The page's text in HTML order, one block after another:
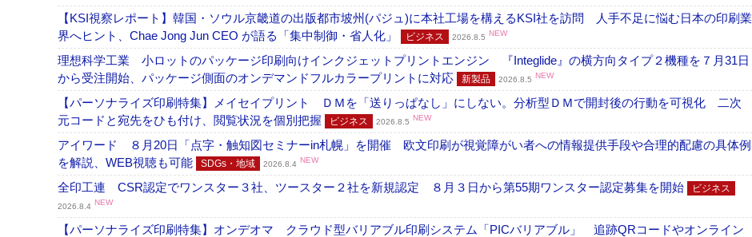
【KSI視察レポート】韓国・ソウル京畿道の出版都市坡州(パジュ)に本社工場を構えるKSI社を訪問 人手不足に悩む日本の印刷業
界へヒント、Chae Jong Jun CEO が語る「集中制御・省人化」
ビジネス 2026.8.5 NEW
理想科学工業 小ロットのパッケージ印刷向けインクジェットプリントエンジン 『Integlide』の横方向タイプ２機種を７月31日
から受注開始、パッケージ側面のオンデマンドフルカラープリントに対応
新製品 2026.8.5 NEW
【パーソナライズ印刷特集】メイセイプリント ＤＭを「送りっぱなし」にしない。分析型ＤＭで開封後の行動を可視化 二次
元コードと宛先をひも付け、閲覧状況を個別把握
ビジネス 2026.8.5 NEW
アイワード ８月20日「点字・触知図セミナーin札幌」を開催 欧文印刷が視覚障がい者への情報提供手段や合理的配慮の具体例
を解説、WEB視聴も可能
SDGs・地域 2026.8.4 NEW
全印工連 CSR認定でワンスター３社、ツースター２社を新規認定 ８月３日から第55期ワンスター認定募集を開始 ビジネス
2026.8.4 NEW
【パーソナライズ印刷特集】オンデオマ クラウド型バリアブル印刷システム「PICバリアブル」 追跡QRコードやオンライン